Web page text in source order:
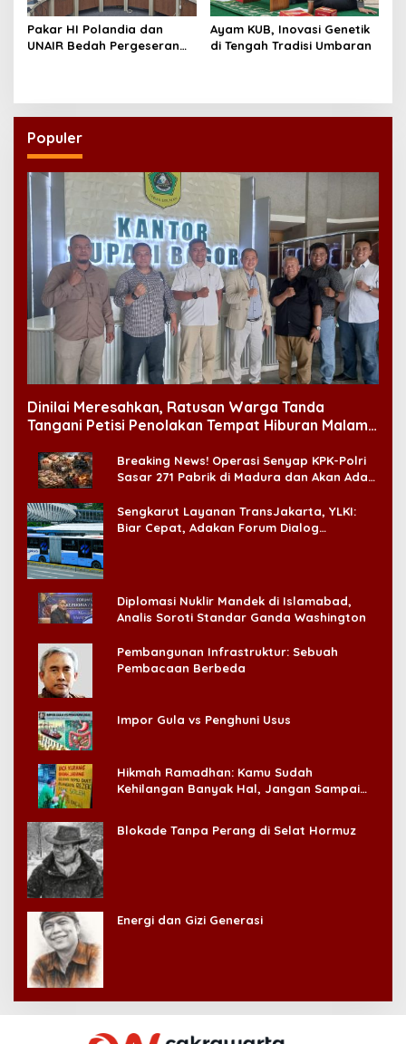
Pakar HI Polandia dan
UNAIR Bedah Pergeseran
Ayam KUB, Inovasi Genetik
di Tengah Tradisi Umbaran
Populer
Dinilai Meresahkan, Ratusan Warga Tanda
Tangani Petisi Penolakan Tempat Hiburan Malam
Breaking News! Operasi Senyap KPK-Polri
Sasar 271 Pabrik di Madura dan Akan Ada
Sengkarut Layanan TransJakarta, YLKI:
Biar Cepat, Adakan Forum Dialog
Diplomasi Nuklir Mandek di Islamabad,
Analis Soroti Standar Ganda Washington
Pembangunan Infrastruktur: Sebuah
Pembacaan Berbeda
Impor Gula vs Penghuni Usus
Hikmah Ramadhan: Kamu Sudah
Kehilangan Banyak Hal, Jangan Sampai
Blokade Tanpa Perang di Selat Hormuz
Energi dan Gizi Generasi